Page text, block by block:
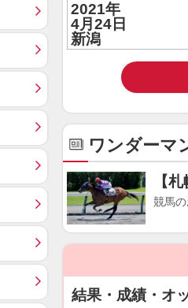
2021年
4月24日
新潟
ワンダーマ
【
競馬
結果・成績・オ